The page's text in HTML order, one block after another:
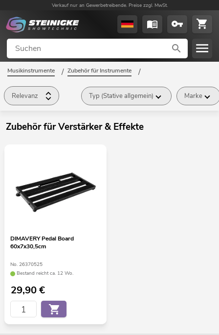
Verkauf nur an Gewerbetreibende. Preise zzgl. MwSt.
Musikinstrumente / Zubehör für Instrumente /
Relevanz Typ (Stative allgemein) Marke
Zubehör für Verstärker & Effekte
DIMAVERY Pedal Board
60x7x30,5cm
No. 26370525
Bestand reicht ca. 12 Wo.
29,90€